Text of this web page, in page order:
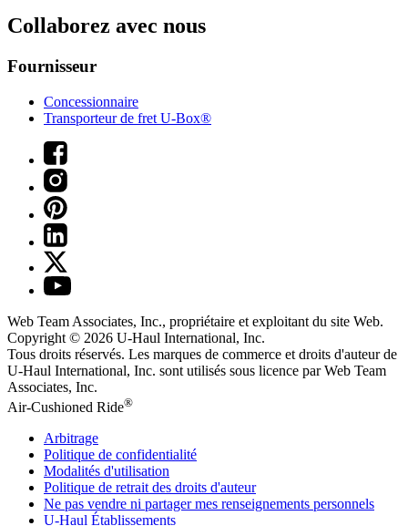
Collaborez avec nous
Fournisseur
Concessionnaire
Transporteur de fret U-Box®
Web Team Associates, Inc., propriétaire et exploitant du site Web.
Copyright © 2026 U-Haul International, Inc.
Tous droits réservés. Les marques de commerce et droits d'auteur de
U-Haul International, Inc. sont utilisés sous licence par Web Team
Associates, Inc.
Air-Cushioned Ride®
Arbitrage
Politique de confidentialité
Modalités d'utilisation
Politique de retrait des droits d'auteur
Ne pas vendre ni partager mes renseignements personnels
U-Haul Établissements